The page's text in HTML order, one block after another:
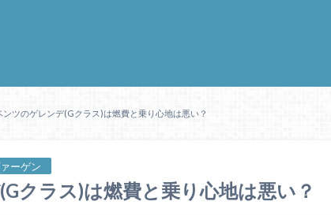
ンツのゲレンデ(Gクラス)は燃費と乗り心地は悪い？
ーゲン
クラス)は燃費と乗り心地は悪い？